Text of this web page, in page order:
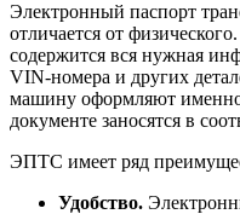
Электронный паспорт
отличается от
содержится вся нужная
VIN-номера и других
машину оформляют
документе заносятся в
ЭПТС имеет ряд
Удобство.